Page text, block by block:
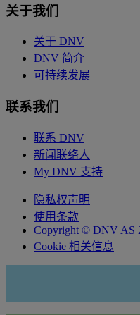
关于我们
关于 DNV
DNV 简介
可持续发展
联系我们
联系 DNV
新闻联络人
My DNV 支持
隐私权声明
使用条款
Copyright © DNV AS
Cookie 相关信息